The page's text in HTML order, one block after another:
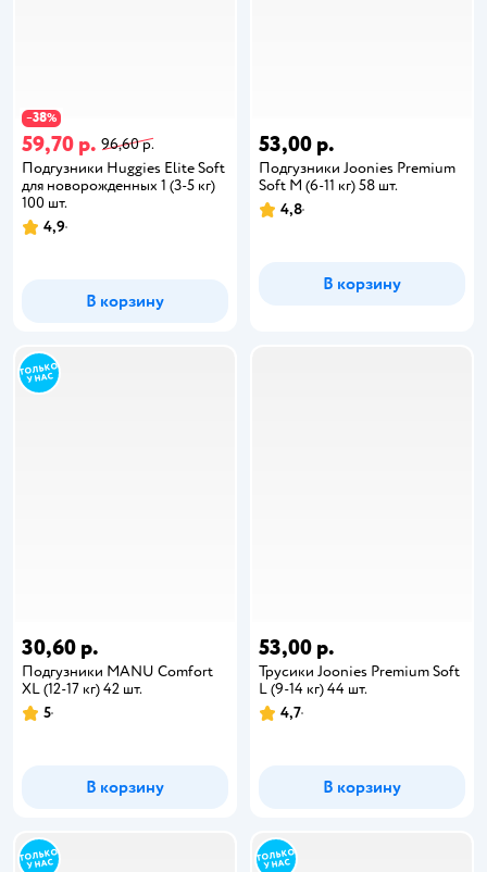
−38%
59,70 р. 96,60 р.
Подгузники Huggies Elite Soft
для новорожденных 1 (3-5 кг)
100 шт.
4,9
В корзину
53,00 р.
Подгузники Joonies Premium
Soft M (6-11 кг) 58 шт.
4,8
В корзину
30,60 р.
Подгузники MANU Comfort
XL (12-17 кг) 42 шт.
5
В корзину
53,00 р.
Трусики Joonies Premium Soft
L (9-14 кг) 44 шт.
4,7
В корзину